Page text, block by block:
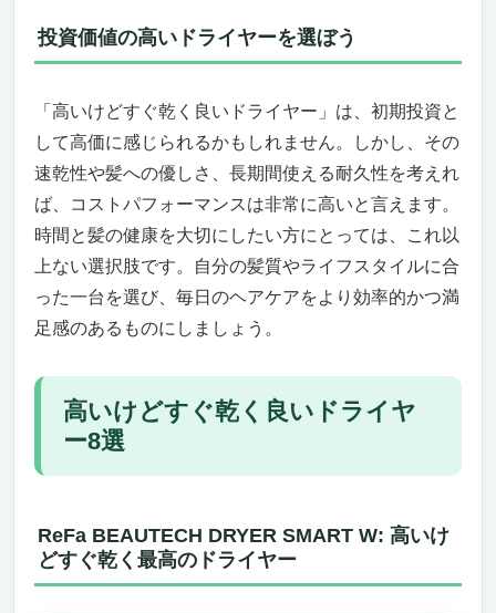
投資価値の高いドライヤーを選ぼう
「高いけどすぐ乾く良いドライヤー」は、初期投資と
して高価に感じられるかもしれません。しかし、その
速乾性や髪への優しさ、長期間使える耐久性を考えれ
ば、コストパフォーマンスは非常に高いと言えます。
時間と髪の健康を大切にしたい方にとっては、これ以
上ない選択肢です。自分の髪質やライフスタイルに合
った一台を選び、毎日のヘアケアをより効率的かつ満
足感のあるものにしましょう。
高いけどすぐ乾く良いドライヤ
ー8選
ReFa BEAUTECH DRYER SMART W: 高いけ
どすぐ乾く最高のドライヤー